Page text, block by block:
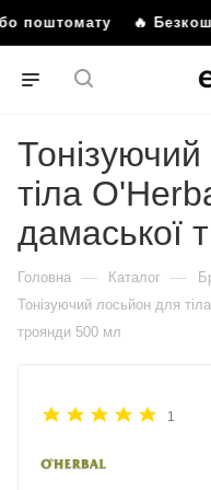
поштомату 🔥
тіла
дамаської
Головна — Каталог —
Тонізуючий лосьйон для
троянди 500 мл
1